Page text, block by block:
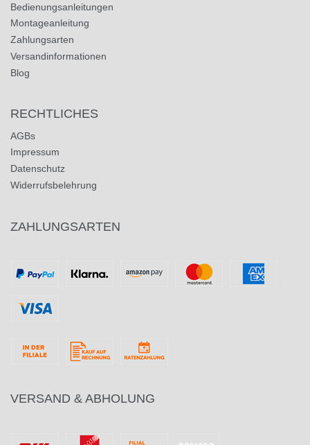
Bedienungsanleitungen
Montageanleitung
Zahlungsarten
Versandinformationen
Blog
RECHTLICHES
AGBs
Impressum
Datenschutz
Widerrufsbelehrung
ZAHLUNGSARTEN
VERSAND & ABHOLUNG